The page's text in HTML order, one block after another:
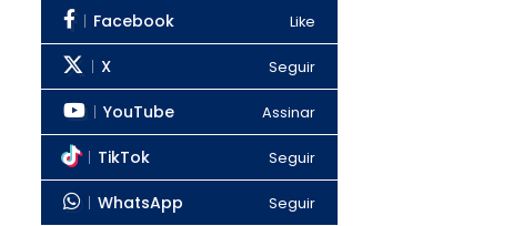
Facebook Like
X Seguir
YouTube Assinar
TikTok Seguir
WhatsApp Seguir